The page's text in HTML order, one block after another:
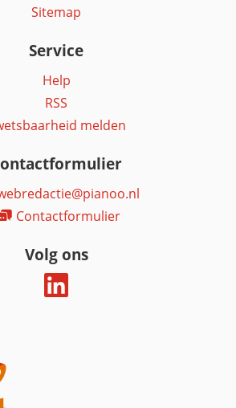
Sitemap
Service
Help
RSS
melden
Contactformulier
Volg ons